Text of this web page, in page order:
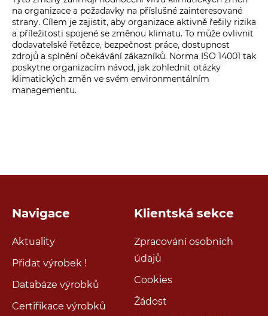
na organizace a požadavky na příslušné zainteresované
strany. Cílem je zajistit, aby organizace aktivně řešily rizika
a příležitosti spojené se změnou klimatu. To může ovlivnit
dodavatelské řetězce, bezpečnost práce, dostupnost
zdrojů a splnění očekávání zákazníků. Norma ISO 14001 tak
poskytne organizacím návod, jak zohlednit otázky
klimatických změn ve svém environmentálním
managementu.
Navigace
Aktuality
Přidat výrobek !
Databáze výrobků
Certifikace výrobků
Klientská sekce
Zpracování osobních
údajů
Cookies
Žádost